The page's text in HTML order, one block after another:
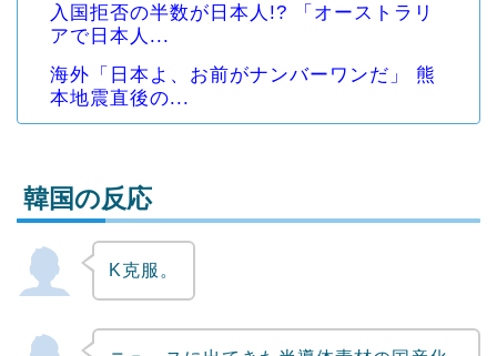
入国拒否の半数が日本人!? 「オーストラリ
アで日本人...
海外「日本よ、お前がナンバーワンだ」 熊
本地震直後の...
Powered by livedoor 相互RSS
韓国の反応
K克服。